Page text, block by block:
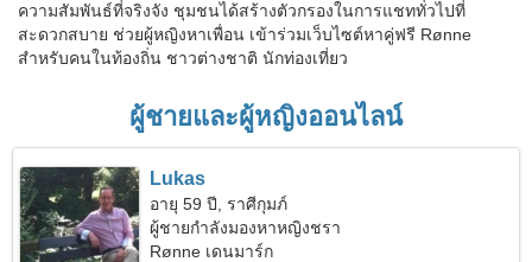
ความสัมพันธ์ที่จริงจัง ชุมชนได้สร้างตัวกรองในการแชททั่วไปที่
สะดวกสบาย ช่วยผู้หญิงหาเพื่อน เข้าร่วมเว็บไซต์หาคู่ฟรี Rønne
สำหรับคนในท้องถิ่น ชาวต่างชาติ นักท่องเที่ยว
ผู้ชายและผู้หญิงออนไลน์
Lukas
อายุ 59 ปี, ราศีกุมภ์
ผู้ชายกำลังมองหาหญิงชรา
Rønne เดนมาร์ก